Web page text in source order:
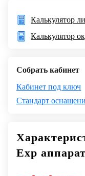
Калькулятор
Калькулятор
Собрать кабинет
Кабинет под ключ
Стандарт
Exp